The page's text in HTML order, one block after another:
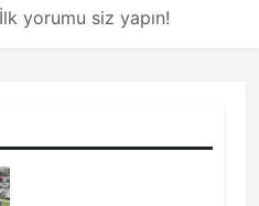
yorumu siz yapın!